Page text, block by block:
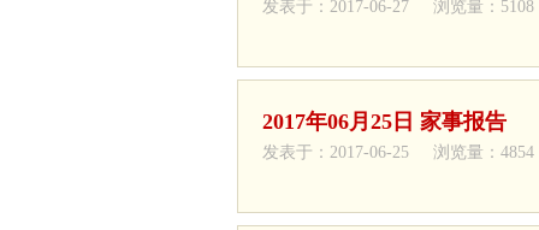
发表于：2017-06-27 浏览量：5108
2017年06月25日 家事报告
发表于：2017-06-25 浏览量：4854